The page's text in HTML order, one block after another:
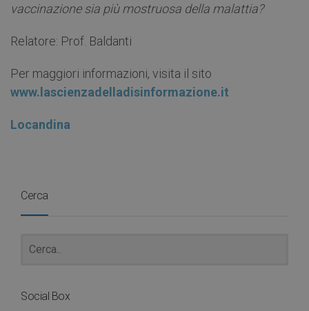
vaccinazione sia più mostruosa della malattia?
Relatore: Prof. Baldanti
Per maggiori informazioni, visita il sito
www.lascienzadelladisinformazione.it
Locandina
Cerca
Social Box